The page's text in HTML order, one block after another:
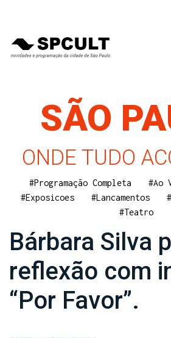
SÃO
ONDE TUDO
#Programação Completa #Ao
#Exposicoes
#Lancamentos
#Teatro
Bárbara Silva
reflexão com
“Por Favor”.